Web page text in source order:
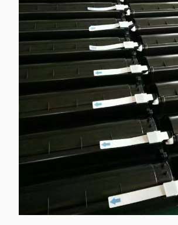
T-5070E
e-STUDIO 257 / 307 / 357 /
457 / 507
T-6000E E-studio 600 / 720 / 850